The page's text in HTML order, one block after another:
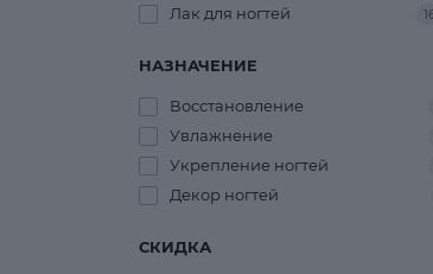
Лак для ногтей
НАЗНАЧЕНИЕ
Восстановление
Увлажнение
Укрепление ногтей
Декор ногтей
СКИДКА